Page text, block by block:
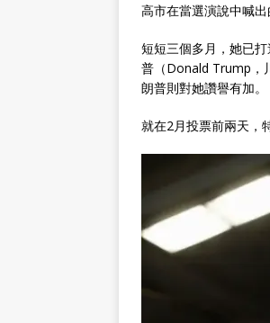
高市在當選演說中喊
短短三個多月，她已
普（Donald Trump，
朗普則對她讚譽有加。
就在2月投票前兩天，